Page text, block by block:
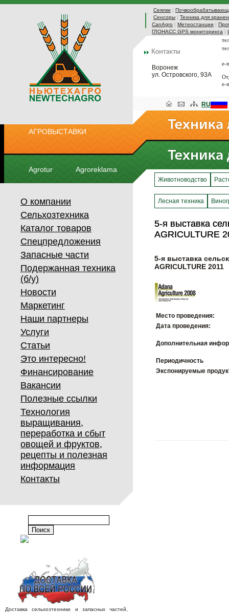
Сеялки |
Сенсоры | Техника для
CanAgro | Метеостанции |
ГЛОНАСС GPS мониторинга |
Воронеж
ул. Островского, 93А
e-
e-
АГРОВЫСТАВКИ
Agrotur Agroreklama
RU
О компании
Сельхозтехника
Каталог товаров
Спецпредложения
Запасные части
Подержанная техника
(б/у)
Новости
Маркетинг
Наши партнеры
Услуги
Статьи
Это интересно!
Финансирование
Вакансии
Полезные ссылки
Технология
выращивания,
переработка и сбыт
овощей и фруктов,
рецепты и полезная
информация
Контакты
Доставка сельхозтехники и запасных частей,
Животноводство
Лесная техника
5-я выставка
AGRICULTURE
5-я выставка
AGRICULTURE
5-я выставка
AGRICULTURE 2011
Место проведения:
Дата проведения:
Дополнительная
Периодичность
Экспонируемые